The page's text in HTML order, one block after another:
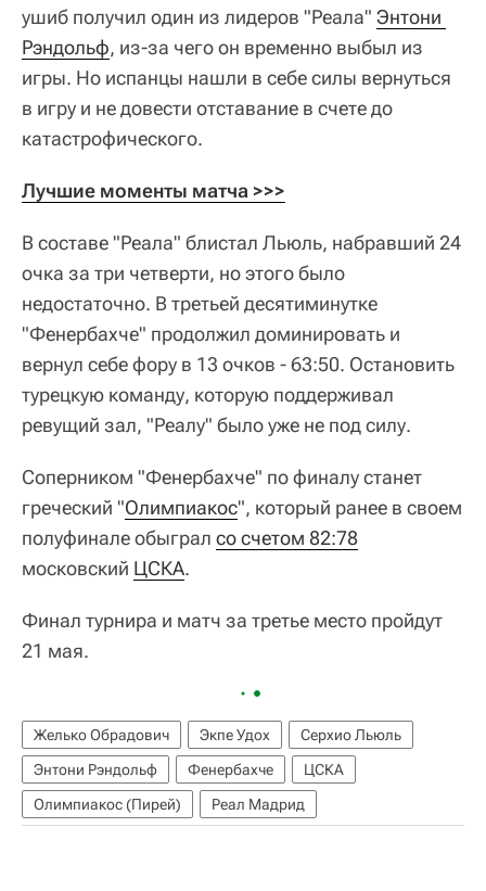
ушиб получил один из лидеров "Реала" Энтони
Рэндольф, из-за чего он временно выбыл из
игры. Но испанцы нашли в себе силы вернуться
в игру и не довести отставание в счете до
катастрофического.
Лучшие моменты матча >>>
В составе "Реала" блистал Льюль, набравший 24
очка за три четверти, но этого было
недостаточно. В третьей десятиминутке
"Фенербахче" продолжил доминировать и
вернул себе фору в 13 очков - 63:50. Остановить
турецкую команду, которую поддерживал
ревущий зал, "Реалу" было уже не под силу.
Соперником "Фенербахче" по финалу станет
греческий "Олимпиакос", который ранее в своем
полуфинале обыграл со счетом 82:78
московский ЦСКА.
Финал турнира и матч за третье место пройдут
21 мая.
Желько Обрадович Экпе Удох
Серхио Льюль
Энтони Рэндольф
Фенербахче
ЦСКА
Олимпиакос (Пирей)
Реал Мадрид